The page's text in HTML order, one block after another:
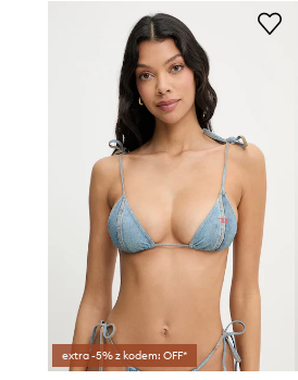
extra -5% z kodem: OFF*